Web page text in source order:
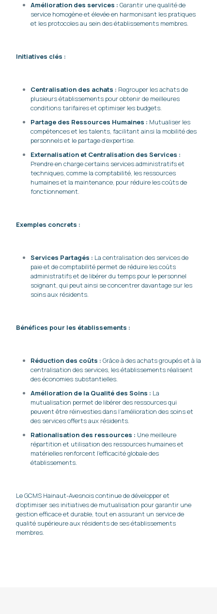
Amélioration des services : Garantir une qualité de
service homogène et élevée en harmonisant les pratiques
et les protocoles au sein des établissements membres.
Initiatives clés :
Centralisation des achats : Regrouper les achats de
plusieurs établissements pour obtenir de meilleures
conditions tarifaires et optimiser les budgets.
Partage des Ressources Humaines : Mutualiser les
compétences et les talents, facilitant ainsi la mobilité des
personnels et le partage d’expertise.
Externalisation et Centralisation des Services :
Prendre en charge certains services administratifs et
techniques, comme la comptabilité, les ressources
humaines et la maintenance, pour réduire les coûts de
fonctionnement.
Exemples concrets :
Services Partagés : La centralisation des services de
paie et de comptabilité permet de réduire les coûts
administratifs et de libérer du temps pour le personnel
soignant, qui peut ainsi se concentrer davantage sur les
soins aux résidents.
Bénéfices pour les établissements :
Réduction des coûts : Grâce à des achats groupés et à la
centralisation des services, les établissements réalisent
des économies substantielles.
Amélioration de la Qualité des Soins : La
mutualisation permet de libérer des ressources qui
peuvent être réinvesties dans l’amélioration des soins et
des services offerts aux résidents.
Rationalisation des ressources : Une meilleure
répartition et utilisation des ressources humaines et
matérielles renforcent l’efficacité globale des
établissements.
Le GCMS Hainaut-Avesnois continue de développer et
d’optimiser ses initiatives de mutualisation pour garantir une
gestion efficace et durable, tout en assurant un service de
qualité supérieure aux résidents de ses établissements
membres.